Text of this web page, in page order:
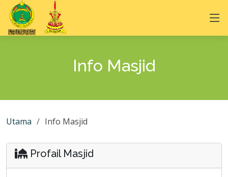
Info Masjid
Utama Info Masjid
Profail Masjid